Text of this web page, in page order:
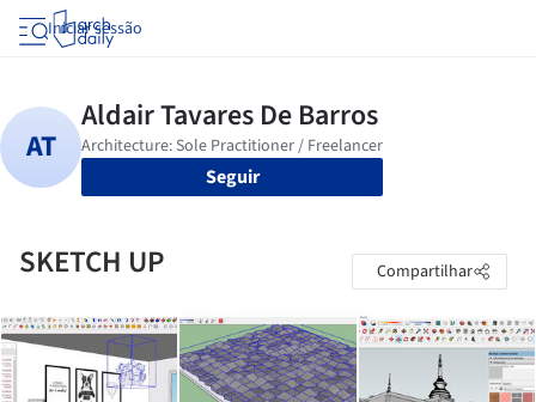
Iniciar sessão
Seguir
SKETCH UP Compartilhar